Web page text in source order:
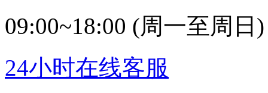
09:00~18:00 (周一至周日)
24小时在线客服